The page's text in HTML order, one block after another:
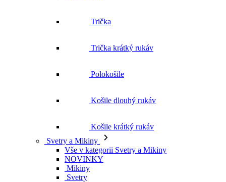
Trička
Trička krátký rukáv
Polokošile
Košile dlouhý rukáv
Košile krátký rukáv
Svetry a Mikiny
Vše v kategorii Svetry a Mikiny
NOVINKY
Mikiny
Svetry